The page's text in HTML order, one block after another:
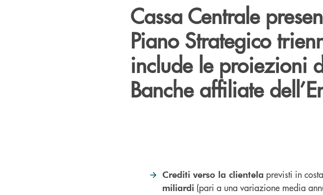
Cassa Centrale
Piano Strategico
include le proiezioni
Banche affiliate
Crediti verso la clientela previsti in
miliardi (pari a una variazione media